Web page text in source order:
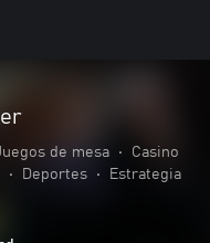
de mesa •
Casino
• Deportes • Estrategia